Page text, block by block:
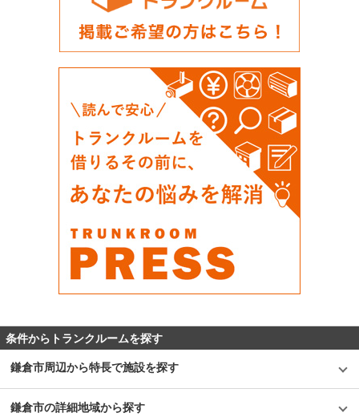
条件からトランクルームを探す
鎌倉市周辺から特長で施設を探す
鎌倉市の詳細地域から探す